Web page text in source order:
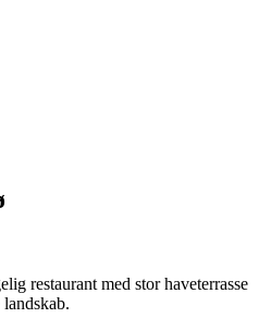
restaurant med stor haveterrasse